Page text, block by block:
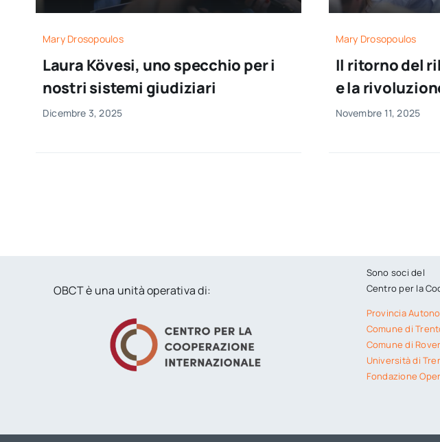
Mary Drosopoulos
Laura Kövesi, uno specchio per i
nostri sistemi giudiziari
Dicembre 3, 2025
Mary Drosopoulos
Il ritorno del
e la
Novembre 11, 2025
OBCT è una unità operativa di:
Sono soci del
Centro per la
Provincia
Comune di
Comune di
Università di
Fondazione